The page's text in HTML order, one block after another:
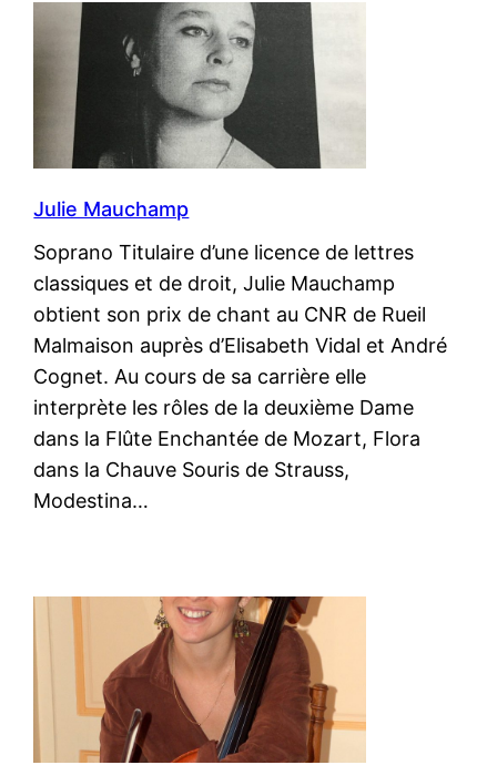
Julie Mauchamp
Soprano Titulaire d’une licence de lettres
classiques et de droit, Julie Mauchamp
obtient son prix de chant au CNR de Rueil
Malmaison auprès d’Elisabeth Vidal et André
Cognet. Au cours de sa carrière elle
interprète les rôles de la deuxième Dame
dans la Flûte Enchantée de Mozart, Flora
dans la Chauve Souris de Strauss,
Modestina…